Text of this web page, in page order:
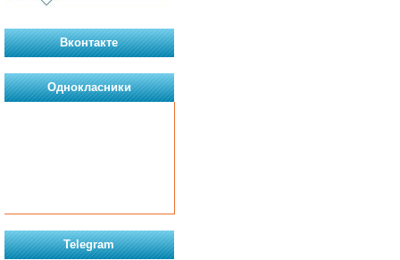
Вконтакте
Однокласники
Telegram